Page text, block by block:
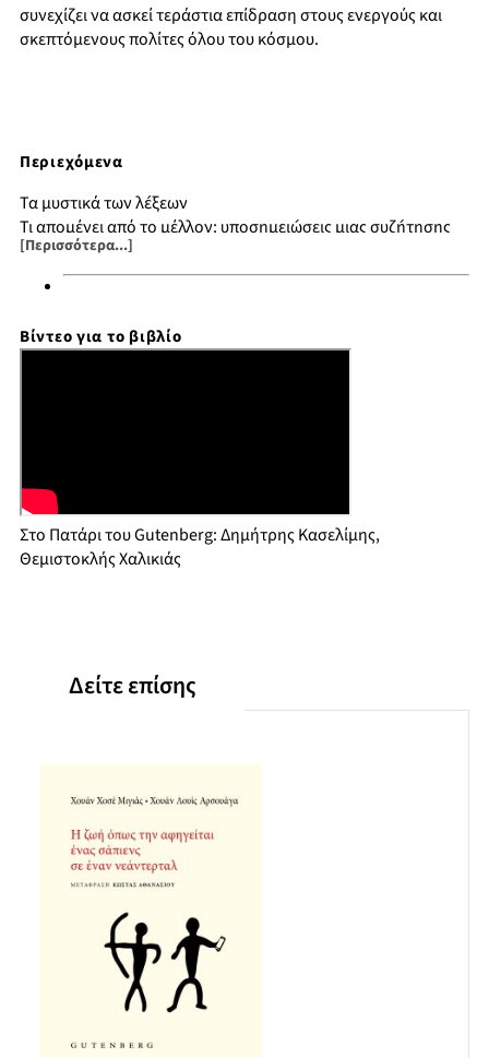
συνεχίζει να ασκεί τεράστια επίδραση στους ενεργούς και
σκεπτόμενους πολίτες όλου του κόσμου.
Περιεχόμενα
Τα μυστικά των λέξεων
Τι απομένει από το μέλλον: υποσημειώσεις μιας συζήτησης
Σημειώσεις
Ευρετήριο ονομάτων και όρων
[Περισσότερα...]
Βίντεο για το βιβλίο
Στο Πατάρι του Gutenberg: Δημήτρης Κασελίμης,
Θεμιστοκλής Χαλικιάς
Δείτε επίσης